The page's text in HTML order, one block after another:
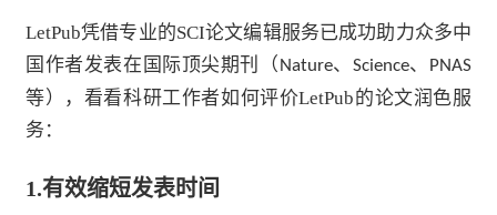
LetPub凭借专业的SCI论文编辑服务已成功助力众多中
国作者发表在国际顶尖期刊（ Nature、 Science、 PNAS
等），看看科研工作者如何评价LetPub的论文润色服
务：
1.有效缩短发表时间